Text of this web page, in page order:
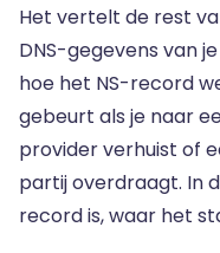
Het vertelt de rest
DNS-gegevens van
hoe het NS-record
gebeurt als je naar
provider verhuist of
partij overdraagt. In
record is, waar het